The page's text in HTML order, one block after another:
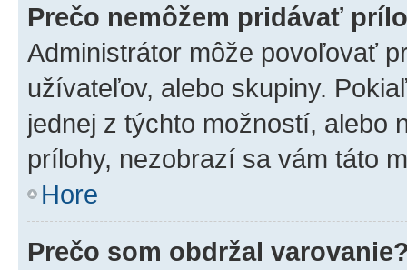
Prečo nemôžem pridávať
Administrátor môže povoľovať
užívateľov, alebo skupiny.
jednej z týchto možností, alebo
prílohy, nezobrazí sa vám táto
Hore
Prečo som obdržal